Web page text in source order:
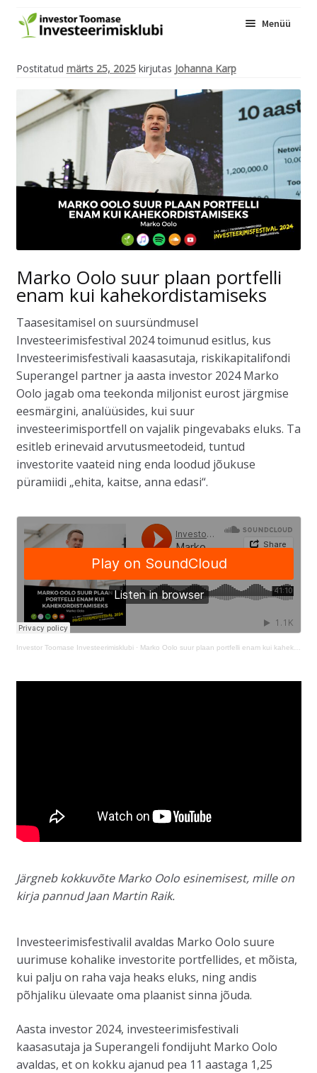
Menüü
Üritused
Blogi
Ava
InvesteerimisFestival
Liitu
Postitatud märts 25, 2025 kirjutas Johanna Karp
Marko Oolo suur plaan portfelli
enam kui kahekordistamiseks
Taasesitamisel on suursündmusel
Investeerimisfestival 2024 toimunud esitlus, kus
Investeerimisfestivali kaasasutaja, riskikapitalifondi
Superangel partner ja aasta investor 2024 Marko
Oolo jagab oma teekonda miljonist eurost järgmise
eesmärgini, analüüsides, kui suur
investeerimisportfell on vajalik pingevabaks eluks. Ta
esitleb erinevaid arvutusmeetodeid, tuntud
investorite vaateid ning enda loodud jõukuse
püramiidi „ehita, kaitse, anna edasi“.
Investor Toomase Investeerimisklubi· Marko Oolo suur plaan portfelli enam kui kahekordistamiseks
Järgneb kokkuvõte Marko Oolo esinemisest, mille on
kirja pannud Jaan Martin Raik.
Investeerimisfestivalil avaldas Marko Oolo suure
uurimuse kohalike investorite portfellides, et mõista,
kui palju on raha vaja heaks eluks, ning andis
põhjaliku ülevaate oma plaanist sinna jõuda.
Aasta investor 2024, investeerimisfestivali
kaasasutaja ja Superangeli fondijuht Marko Oolo
avaldas, et on kokku ajanud pea 11 aastaga 1,25